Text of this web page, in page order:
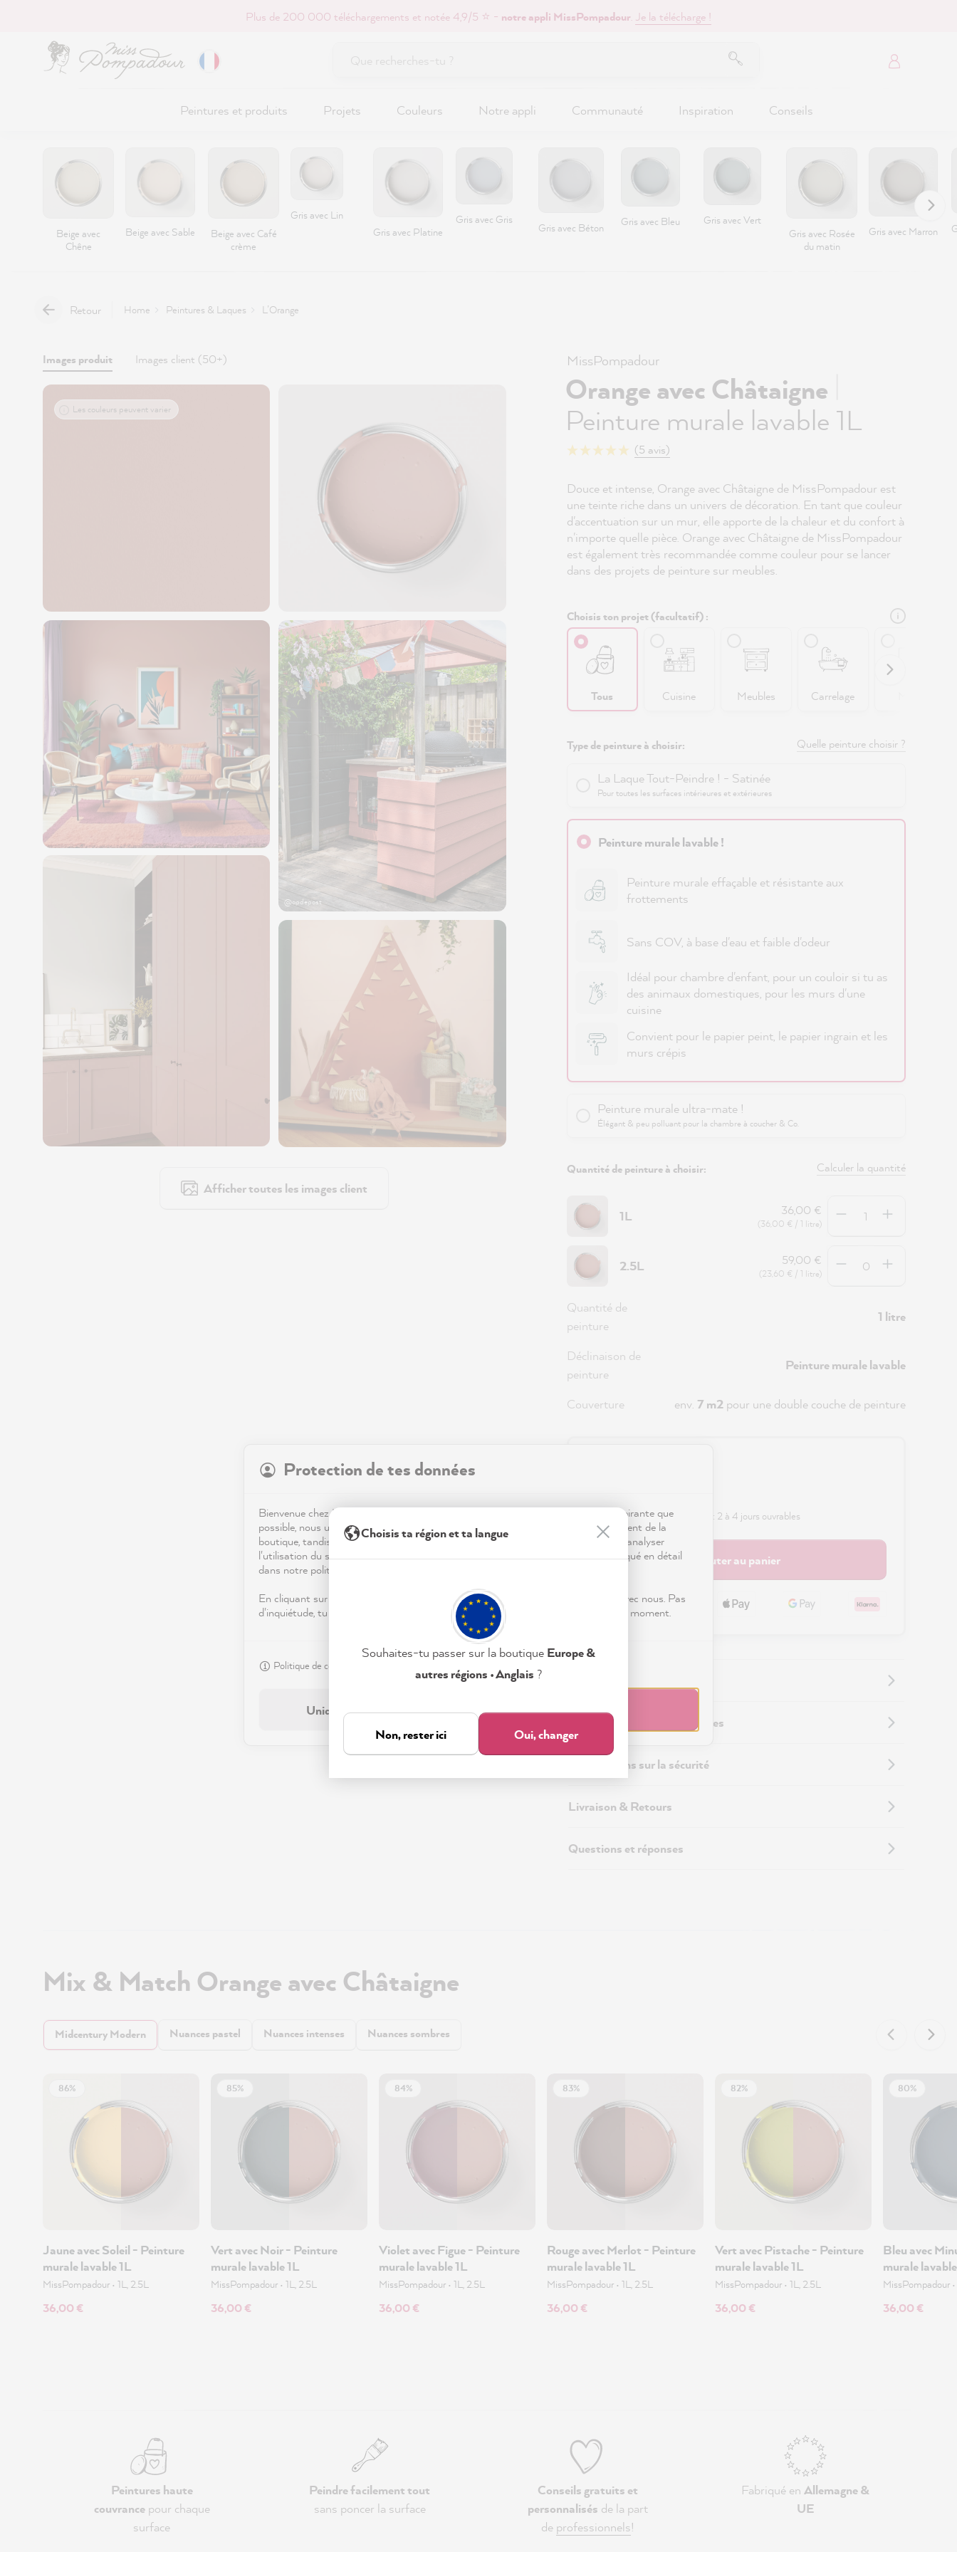
Plus de 200 000 téléchargements et notée 4,9/5 ⭐ - notre appli MissPompadour. Je la télécharge !
Peintures et produits Projets Couleurs Notre appli Communauté Inspiration Conseils
Beige avec
Chêne
Beige avec Sable
Beige avec Café
crème
Gris avec Lin
Gris avec Platine
Gris avec Gris
Gris avec Béton Gris avec Bleu
Gris avec Vert
Gris avec Rosée
du matin
Gris avec Marron
Retour Home Peintures & Laques L’Orange
Images produit Images client (50+)
@opdepost
Afficher toutes les images client
Les couleurs peuvent varier
MissPompadour
Orange avec Châtaigne
Peinture murale lavable 1L
(5 avis)
Douce et intense, Orange avec Châtaigne de MissPompadour est
une teinte riche dans un univers de décoration. En tant que couleur
d'accentuation sur un mur, elle apporte de la chaleur et du confort à
n'importe quelle pièce. Orange avec Châtaigne de MissPompadour
est également très recommandée comme couleur pour se lancer
dans des projets de peinture sur meubles.
Choisis ton projet (facultatif) :
Tous Cuisine Meubles Carrelage
Type de peinture à choisir: Quelle peinture choisir ?
La Laque Tout-Peindre ! - Satinée
Pour toutes les surfaces intérieures et extérieures
Peinture murale lavable !
Peinture murale effaçable et résistante aux
frottements
Sans COV, à base d'eau et faible d'odeur
Idéal pour chambre d'enfant, pour un couloir si tu as
des animaux domestiques, pour les murs d'une
cuisine
Convient pour le papier peint, le papier ingrain et les
murs crépis
Peinture murale ultra-mate !
Élégant & peu polluant pour la chambre à coucher & Co.
Quantité de peinture à choisir: Calculer la quantité
1L 36,00 €
(36,00 € / 1 litre)
2.5L 59,00 €
(23,60 € / 1 litre)
Quantité de
peinture
1 litre
Déclinaison de
peinture
Peinture murale lavable
Couverture env. 7 m2pour une double couche de peinture
Disponible, délai de livraison : 2 à 4 jours ouvrables
Ajouter au panier
Informations supplémentaires
Informations sur la sécurité
Livraison & Retours
Questions et réponses
Mix & Match Orange avec Châtaigne
Midcentury Modern Nuances pastel Nuances intenses Nuances sombres
86%
Jaune avec Soleil - Peinture
murale lavable 1L
MissPompadour • 1L, 2.5L
36,00 €
85%
Vert avec Noir - Peinture
murale lavable 1L
MissPompadour • 1L, 2.5L
36,00 €
84%
Violet avec Figue - Peinture
murale lavable 1L
MissPompadour • 1L, 2.5L
36,00 €
83%
Rouge avec Merlot - Peinture
murale lavable 1L
MissPompadour • 1L, 2.5L
36,00 €
82%
Vert avec Pistache - Peinture
murale lavable 1L
MissPompadour • 1L, 2.5L
36,00 €
80%
Bleu avec
murale
MissPompadour •
36,00 €
Peintures haute
couvrancepour chaque
surface
Peindre facilement tout
sans poncer la surface
Conseils gratuits et
personnalisés de la part
de professionnels!
Fabriqué en Allemagne &
UE
Protection de tes données
Bienvenue chez MissPompadour ! Pour que ta visite sur notre site soit aussi inspirante que
possible, nous utilisons des cookies.. Certains sont essentiels au bon fonctionnement de la
boutique, tandis que d'autres nous aident à mieux comprendre tes envies déco, à analyser
l'utilisation du site et à te proposer des inspirations personnalisées. Tout est expliqué en détail
dans notre politique de confidentialité.
En cliquant sur « Tout accepter », tu nous autorises à peaufiner ton expérience avec nous. Pas
d'inquiétude, tu peux modifier tes préférences ou retirer ton consentement à tout moment.
Politique de confidentialité
Tout accepter
Uniquement nécessaire
Choisis ta région et ta langue
Souhaites-tu passer sur la boutique Europe &
autres régions • Anglais ?
Non, rester ici Oui, changer